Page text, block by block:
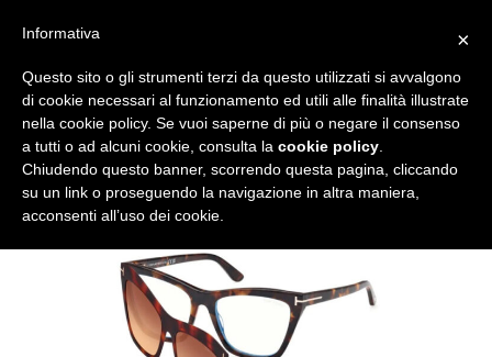
×
Informativa
Questo sito o gli strumenti terzi da questo utilizzati si avvalgono
di cookie necessari al funzionamento ed utili alle finalità illustrate
nella cookie policy. Se vuoi saperne di più o negare il consenso
a tutti o ad alcuni cookie, consulta la cookie policy
Chiudendo questo banner, scorrendo questa pagina, cliccando
su un link o proseguendo la navigazione in altra maniera,
acconsenti all’uso dei cookie.